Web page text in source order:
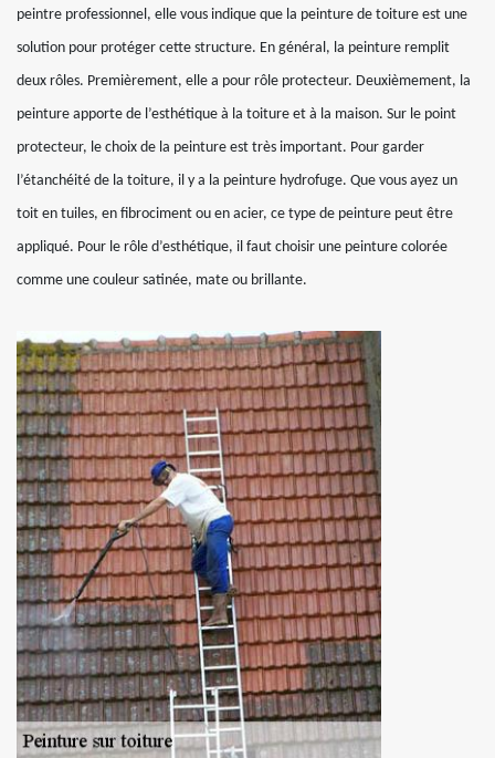
peintre professionnel, elle vous indique que la peinture de toiture est une
solution pour protéger cette structure. En général, la peinture remplit
deux rôles. Premièrement, elle a pour rôle protecteur. Deuxièmement, la
peinture apporte de l’esthétique à la toiture et à la maison. Sur le point
protecteur, le choix de la peinture est très important. Pour garder
l’étanchéité de la toiture, il y a la peinture hydrofuge. Que vous ayez un
toit en tuiles, en fibrociment ou en acier, ce type de peinture peut être
appliqué. Pour le rôle d’esthétique, il faut choisir une peinture colorée
comme une couleur satinée, mate ou brillante.